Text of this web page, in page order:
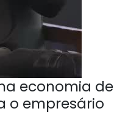
economia de
o empresário